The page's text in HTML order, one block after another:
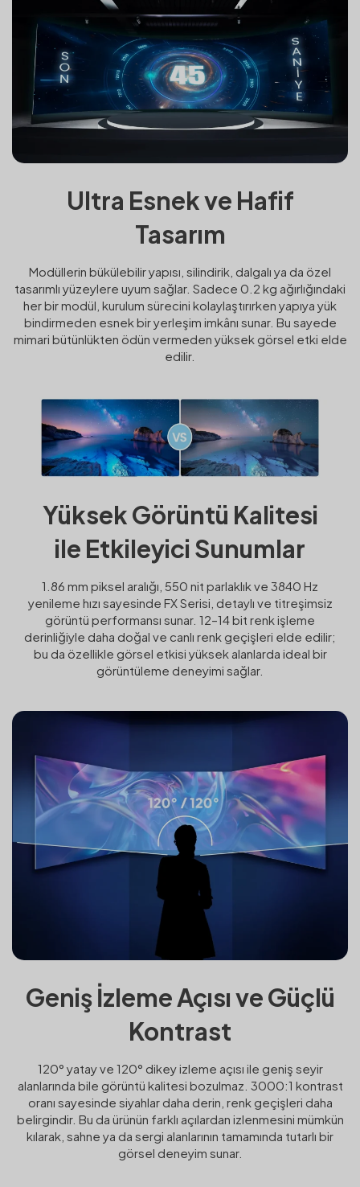
Ultra Esnek ve Hafif
Tasarım
Modüllerin bükülebilir yapısı, silindirik, dalgalı ya da özel
tasarımlı yüzeylere uyum sağlar. Sadece 0.2 kg ağırlığındaki
her bir modül, kurulum sürecini kolaylaştırırken yapıya yük
bindirmeden esnek bir yerleşim imkânı sunar. Bu sayede
mimari bütünlükten ödün vermeden yüksek görsel etki elde
edilir.
Yüksek Görüntü Kalitesi
ile Etkileyici Sunumlar
1.86 mm piksel aralığı, 550 nit parlaklık ve 3840 Hz
yenileme hızı sayesinde FX Serisi, detaylı ve titreşimsiz
görüntü performansı sunar. 12–14 bit renk işleme
derinliğiyle daha doğal ve canlı renk geçişleri elde edilir;
bu da özellikle görsel etkisi yüksek alanlarda ideal bir
görüntüleme deneyimi sağlar.
Geniş İzleme Açısı ve Güçlü
Kontrast
120° yatay ve 120° dikey izleme açısı ile geniş seyir
alanlarında bile görüntü kalitesi bozulmaz. 3000:1 kontrast
oranı sayesinde siyahlar daha derin, renk geçişleri daha
belirgindir. Bu da ürünün farklı açılardan izlenmesini mümkün
kılarak, sahne ya da sergi alanlarının tamamında tutarlı bir
görsel deneyim sunar.